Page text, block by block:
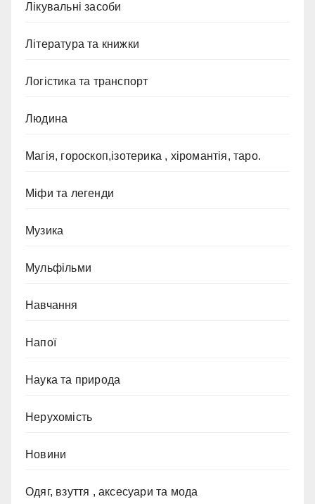
Лікувальні засоби
Література та книжки
Логістика та транспорт
Людина
Магія, гороскоп,ізотерика , хіромантія, таро.
Міфи та легенди
Музика
Мульфільми
Навчання
Напої
Наука та природа
Нерухомість
Новини
Одяг, взуття , аксесуари та мода